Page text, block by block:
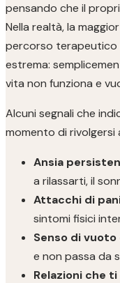
pensando che il
Nella realtà, la
percorso terapeutico
estrema:
vita non funziona e
Alcuni segnali che
momento di rivolgersi
Ansia
a rilassarti, il
Attacchi di
sintomi fisici
Senso di
e non passa da
Relazioni che